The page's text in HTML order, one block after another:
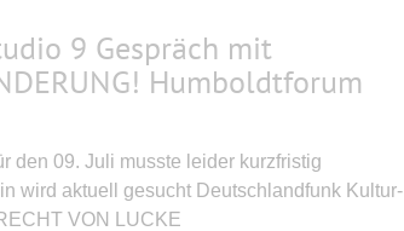
9 Gespräch mit
Humboldtforum
den 09. Juli musste leider kurzfristig
wird aktuell gesucht Deutschlandfunk Kultur-
VON LUCKE